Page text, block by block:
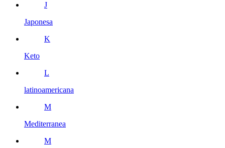
J
Japonesa
K
Keto
L
latinoamericana
M
Mediterranea
M